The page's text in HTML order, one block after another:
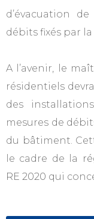
d’évacuation
débits fixés par
A l’avenir, le
résidentiels
des
mesures de
du bâtiment.
le cadre de la
RE 2020 qui